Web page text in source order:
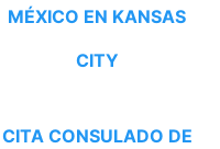
MÉXICO EN KANSAS
CITY
CITA CONSULADO DE